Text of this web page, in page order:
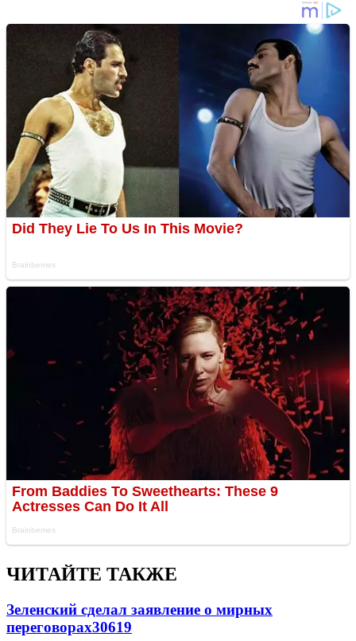
ЧИТАЙТЕ ТАКЖЕ
Зеленский сделал заявление о мирных
переговорах30619